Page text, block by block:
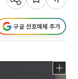
구글 선호매체 추가